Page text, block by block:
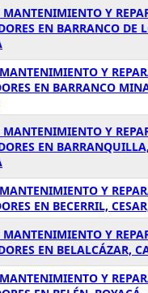
MANTENIMIENTO Y
EN BARRANCO DE
Y
EN BARRANCO
MANTENIMIENTO Y
EN
Y
EN BECERRIL,
MANTENIMIENTO Y
EN BELALCÁZAR,
Y